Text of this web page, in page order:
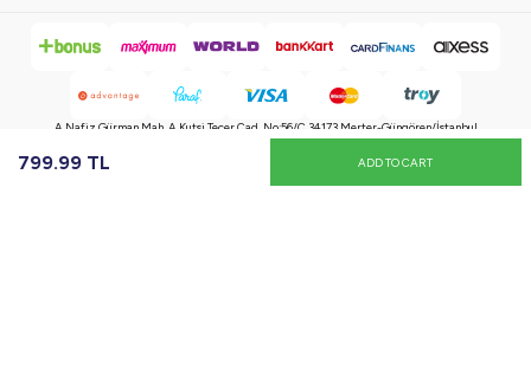
799.99 TL ADD TO CART
A.Nafiz Gürman Mah. A.Kutsi Tecer Cad. No:56/C 34173 Merter-Güngören/İstanbul